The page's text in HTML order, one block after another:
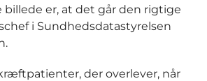
er, at det går den rigtige
i Sundhedsdatastyrelsen
der overlever, når